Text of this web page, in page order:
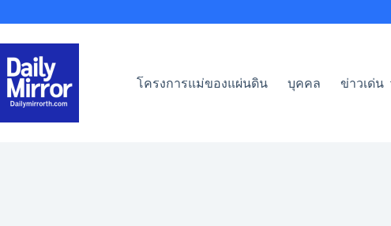
โครงการแม่ของแผ่นดิน บุคคล ข่าวเด่น